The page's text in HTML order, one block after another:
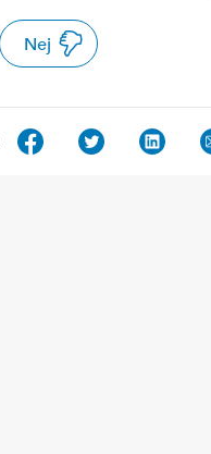
Nej